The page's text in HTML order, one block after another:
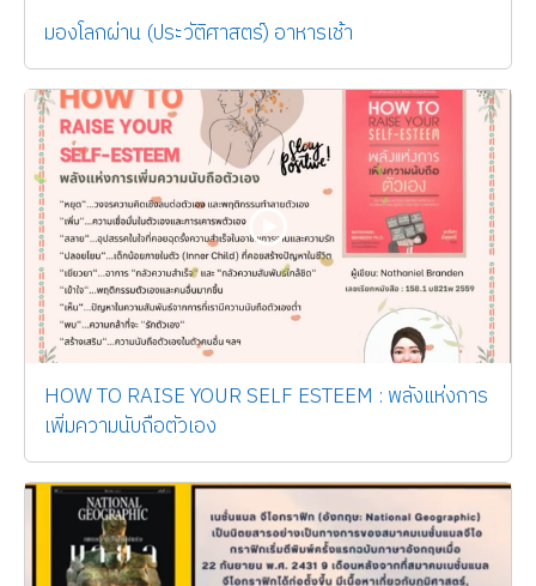
มองโลกผ่าน (ประวัติศาสตร์) อาหารเช้า
HOW TO RAISE YOUR SELF ESTEEM : พลังแห่งการ
เพิ่มความนับถือตัวเอง